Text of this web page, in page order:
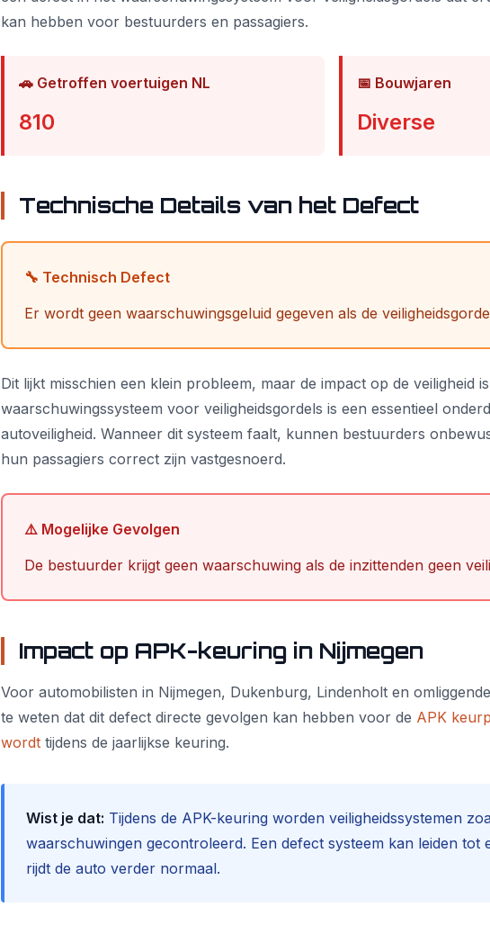
kan hebben voor bestuurders en passagiers.
🚗 Getroffen voertuigen NL
810
📅 Bouwjaren
Diverse
Technische Details van het Defect
🔧 Technisch Defect
Er wordt geen waarschuwingsgeluid gegeven als de
Dit lijkt misschien een klein probleem, maar de impact op de veiligheid
waarschuwingssysteem voor veiligheidsgordels is een essentieel
autoveiligheid. Wanneer dit systeem faalt, kunnen bestuurders
hun passagiers correct zijn vastgesnoerd.
⚠️ Mogelijke Gevolgen
De bestuurder krijgt geen waarschuwing als de inzittenden geen
Impact op APK-keuring in Nijmegen
Voor automobilisten in Nijmegen, Dukenburg, Lindenholt en
te weten dat dit defect directe gevolgen kan hebben voor de APK
wordt tijdens de jaarlijkse keuring.
Wist je dat: Tijdens de APK-keuring worden veiligheidssystemen
waarschuwingen gecontroleerd. Een defect systeem kan leiden tot
rijdt de auto verder normaal.